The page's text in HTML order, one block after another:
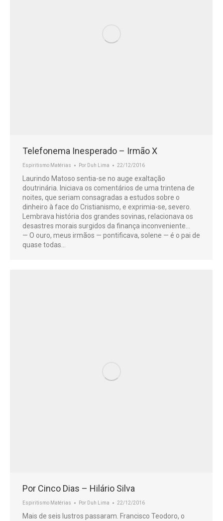
Telefonema Inesperado – Irmão X
Espiritismo Matérias Por Duh Lima 22/12/2016
Laurindo Matoso sentia-se no auge exaltação
doutrinária. Iniciava os comentários de uma trintena de
noites, que seriam consagradas a estudos sobre o
dinheiro à face do Cristianismo, e exprimia-se, severo.
Lembrava história dos grandes sovinas, relacionava os
desastres morais surgidos da finança inconveniente…
— O ouro, meus irmãos — pontificava, solene — é o pai de
quase todas…
Por Cinco Dias – Hilário Silva
Espiritismo Matérias Por Duh Lima 22/12/2016
Mais de seis lustros passaram. Francisco Teodoro, o